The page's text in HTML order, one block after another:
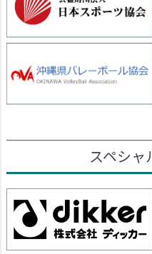
スペシャ